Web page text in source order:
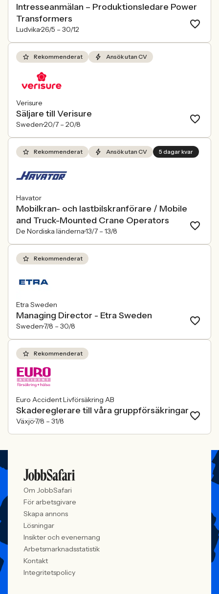
Intresseanmälan – Produktionsledare Power
Transformers
Ludvika26/5 – 30/12
Rekommenderat Ansök utan CV
Verisure
Säljare till Verisure
Sweden20/7 – 20/8
Rekommenderat Ansök utan CV 5 dagar kvar
Havator
Mobilkran- och lastbilskranförare / Mobile
and Truck-Mounted Crane Operators
De Nordiska länderna13/7 – 13/8
Rekommenderat
Etra Sweden
Managing Director - Etra Sweden
Sweden7/8 – 30/8
Rekommenderat
Euro Accident Livförsäkring AB
Skadereglerare till våra gruppförsäkringar
Växjö7/8 – 31/8
Om JobbSafari
För arbetsgivare
Skapa annons
Lösningar
Insikter och evenemang
Arbetsmarknadsstatistik
Kontakt
Integritetspolicy